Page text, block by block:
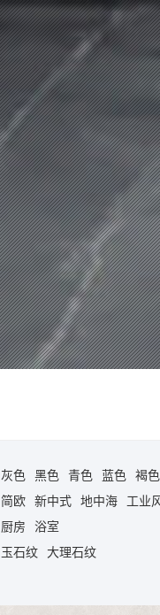
灰色 黑色 青色 蓝色
褐色
简欧 新中式 地中海
工业
厨房
浴室
玉石纹 大理石纹